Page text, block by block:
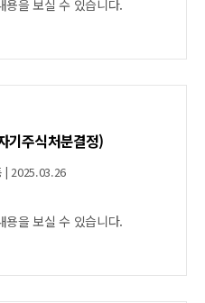
용을 보실 수 있습니다.
기주식처분결정)
| 2025.03.26
용을 보실 수 있습니다.